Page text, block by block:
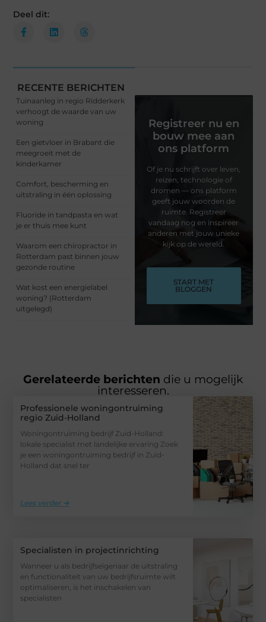
Deel dit:
RECENTE BERICHTEN
Tuinaanleg in regio Ridderkerk
verhoogt de waarde van uw
woning
Een gietvloer in Brabant die
meegroeit met de
kinderkamer
Comfort, bescherming en
uitstraling in één oplossing
Fluoride in tandpasta en wat
je er thuis mee kunt
Waarom een chiropractor in
Rotterdam past binnen jouw
gezonde routine
Wat kost een energielabel
woning? (Rotterdam
uitgelegd)
Registreer nu en
bouw mee aan
ons platform
Of je nu schrijft over leven,
reizen, technologie of
dromen — ons platform
geeft jouw woorden de
ruimte. Registreer
vandaag nog en inspireer
anderen met jouw unieke
kijk op de wereld.
START MET
BLOGGEN
Gerelateerde berichten die u mogelijk
interesseren.
Professionele woningontruiming
regio Zuid-Holland
Woningontruiming bedrijf Zuid-Holland:
lokale specialist met landelijke ervaring Zoek
je een woningontruiming bedrijf in Zuid-
Holland dat snel ter
Lees verder ➜
Specialisten in projectinrichting
Wanneer u als bedrijfseigenaar de uitstraling
en functionaliteit van uw bedrijfsruimte wilt
optimaliseren, is het inschakelen van
specialisten